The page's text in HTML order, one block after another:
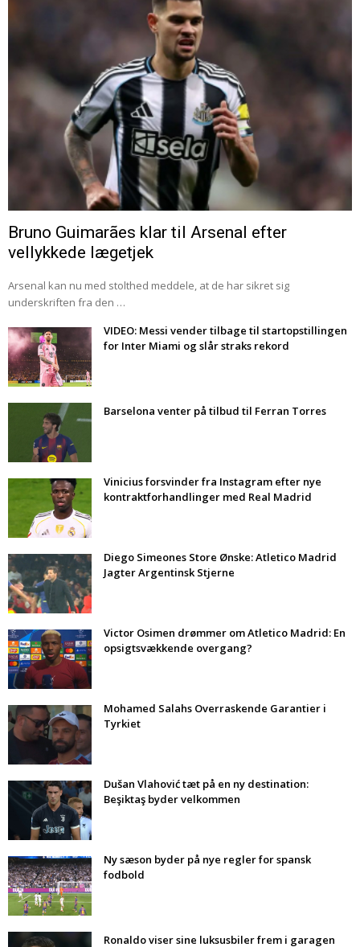
Bruno Guimarães klar til Arsenal efter
vellykkede lægetjek
Arsenal kan nu med stolthed meddele, at de har sikret sig
underskriften fra den …
VIDEO: Messi vender tilbage til startopstillingen
for Inter Miami og slår straks rekord
Barselona venter på tilbud til Ferran Torres
Vinicius forsvinder fra Instagram efter nye
kontraktforhandlinger med Real Madrid
Diego Simeones Store Ønske: Atletico Madrid
Jagter Argentinsk Stjerne
Victor Osimen drømmer om Atletico Madrid: En
opsigtsvækkende overgang?
Mohamed Salahs Overraskende Garantier i
Tyrkiet
Dušan Vlahović tæt på en ny destination:
Beşiktaş byder velkommen
Ny sæson byder på nye regler for spansk
fodbold
Ronaldo viser sine luksusbiler frem i garagen